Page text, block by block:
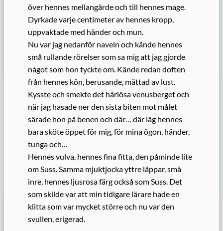
över hennes mellangärde och till hennes mage.
Dyrkade varje centimeter av hennes kropp,
uppvaktade med händer och mun.
Nu var jag nedanför naveln och kände hennes
små rullande rörelser som sa mig att jag gjorde
något som hon tyckte om. Kände redan doften
från hennes kön, berusande, mättad av lust.
Kysste och smekte det hårlösa venusberget och
när jag hasade ner den sista biten mot målet
särade hon på benen och där… där låg hennes
bara sköte öppet för mig, för mina ögon, händer,
tunga och…
Hennes vulva, hennes fina fitta, den påminde lite
om Suss. Samma mjuktjocka yttre läppar, små
inre, hennes ljusrosa färg också som Suss. Det
som skilde var att min tidigare lärare hade en
klitta som var mycket större och nu var den
svullen, erigerad.